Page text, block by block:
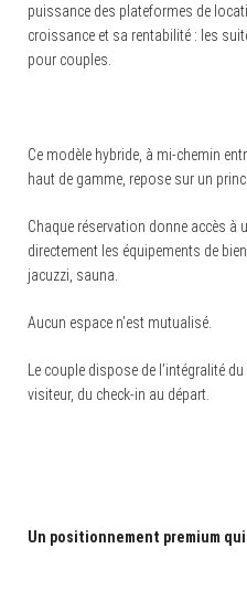
puissance des plateformes de
croissance et sa rentabilité : les
pour couples.
Ce modèle hybride, à mi-chemin
haut de gamme, repose sur un
Chaque réservation donne accès à
directement les équipements de
jacuzzi, sauna.
Aucun espace n’est mutualisé.
Le couple dispose de l’intégralité
visiteur, du check-in au départ.
Un positionnement premium